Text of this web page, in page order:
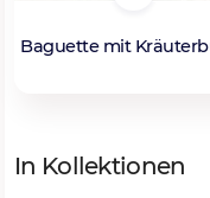
Baguette mit
In Kollektionen